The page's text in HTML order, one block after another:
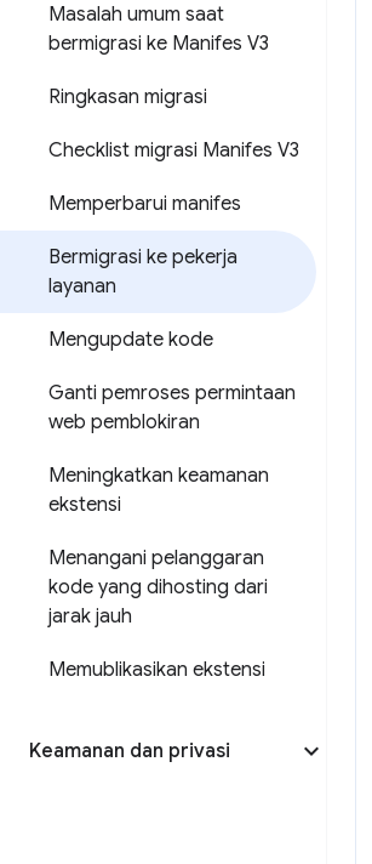
Masalah umum saat
bermigrasi ke Manifes V3
Ringkasan migrasi
Checklist migrasi Manifes V3
Memperbarui manifes
Bermigrasi ke pekerja
layanan
Mengupdate kode
Ganti pemroses permintaan
web pemblokiran
Meningkatkan keamanan
ekstensi
Menangani pelanggaran
kode yang dihosting dari
jarak jauh
Memublikasikan ekstensi
Keamanan dan privasi